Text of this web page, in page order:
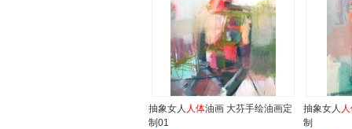
抽象女人 人体油画 大芬手绘油画定
制01
抽象女人
制